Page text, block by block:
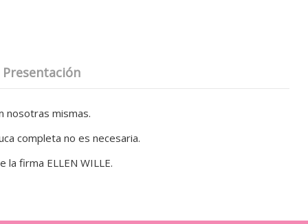
Presentación
nosotras mismas.
completa no es necesaria.
firma ELLEN WILLE.